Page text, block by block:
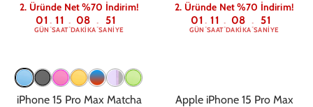
2. Üründe Net %70 İndirim!
01
GÜN : 11
SAAT: 08
DAKIKA: 50
SANIYE
2. Üründe Net %70 İndirim!
01
GÜN : 11
SAAT: 08
DAKIKA: 50
SANIYE
iPhone 15 Pro Max Matcha
Apple iPhone 15 Pro Max